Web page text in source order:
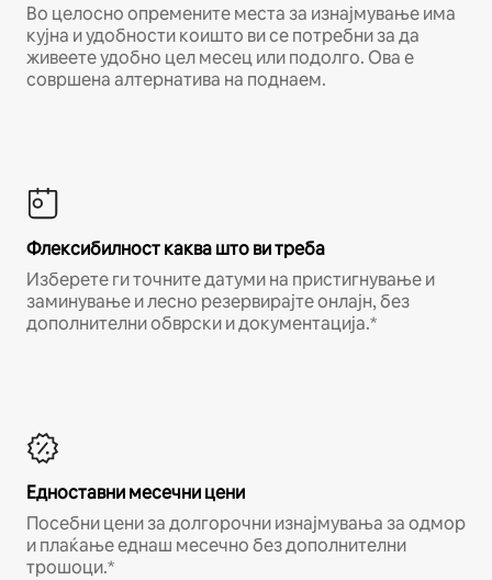
Во целосно опремените места за изнајмување има
кујна и удобности коишто ви се потребни за да
живеете удобно цел месец или подолго. Ова е
совршена алтернатива на поднаем.
Флексибилност каква што ви треба
Изберете ги точните датуми на пристигнување и
заминување и лесно резервирајте онлајн, без
дополнителни обврски и документација.*
Едноставни месечни цени
Посебни цени за долгорочни изнајмувања за одмор
и плаќање еднаш месечно без дополнителни
трошоци.*